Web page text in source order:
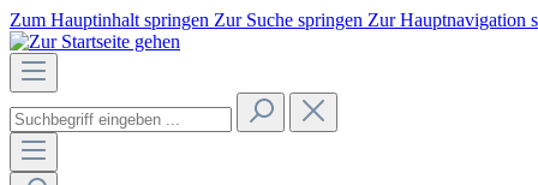
Zum Hauptinhalt springen Zur Suche springen Zur Hauptnavigation